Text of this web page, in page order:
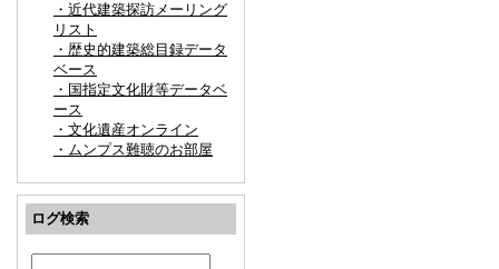
・近代建築探訪メーリング
リスト
・歴史的建築総目録データ
ベース
・国指定文化財等データベ
ース
・文化遺産オンライン
・ムンプス難聴のお部屋
ログ検索